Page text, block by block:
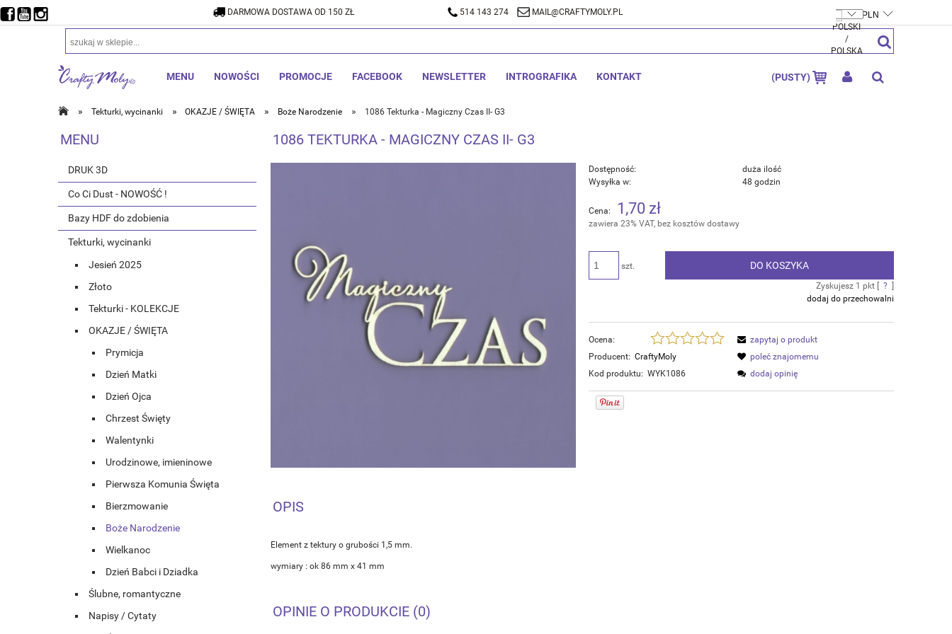
DARMOWA DOSTAWA OD 150 ZŁ 514 143 274 MAIL@CRAFTYMOLY.PL ZALOGUJ SIĘ
(PUSTY)
MENU NOWOŚCI PROMOCJE FACEBOOK NEWSLETTER INTROGRAFIKA KONTAKT
» Tekturki, wycinanki » OKAZJE / ŚWIĘTA » Boże Narodzenie » 1086 Tekturka - Magiczny Czas II- G3
DARMOWA DOSTAWA OD 150 ZŁ 514 143 274 MAIL@CRAFTYMOLY.PL
MENU
DRUK 3D
Co Ci Dust - NOWOŚĆ !
Bazy HDF do zdobienia
Tekturki, wycinanki
Jesień 2025
Złoto
Tekturki - KOLEKCJE
OKAZJE / ŚWIĘTA
Prymicja
Dzień Matki
Dzień Ojca
Chrzest Święty
Walentynki
Urodzinowe, imieninowe
Pierwsza Komunia Święta
Bierzmowanie
Boże Narodzenie
Wielkanoc
Dzień Babci i Dziadka
Ślubne, romantyczne
Napisy / Cytaty
1086 TEKTURKA - MAGICZNY CZAS II- G3
Dostępność:
duża ilość
Wysyłka w:
48 godzin
Cena: 1,70 zł
zawiera 23% VAT, bez kosztów dostawy
szt. DO KOSZYKA
Zyskujesz 1 pkt [ ?
dodaj do przechowalni
Ocena:
Producent: CraftyMoly
Kod produktu: WYK1086
zapytaj o produkt
poleć znajomemu
dodaj opinię
OPIS
Element z tektury o grubości 1,5 mm.
wymiary : ok 86 mm x 41 mm
OPINIE O PRODUKCIE (0)